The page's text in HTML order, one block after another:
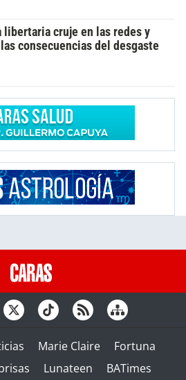
libertaria cruje en las redes y
consecuencias del desgaste
Marie Claire
Fortuna
Lunateen BATimes